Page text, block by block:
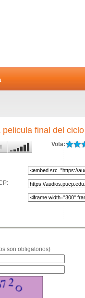
final del
Vota:
son obligatorios)